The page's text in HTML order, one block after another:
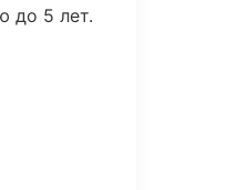
до 5 лет.